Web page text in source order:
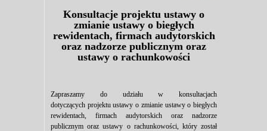
Konsultacje projektu ustawy o
zmianie ustawy o biegłych
rewidentach, firmach audytorskich
oraz nadzorze publicznym oraz
ustawy o rachunkowości
Zapraszamy do udziału w konsultacjach
dotyczących projektu ustawy o zmianie ustawy o biegłych
rewidentach, firmach audytorskich oraz nadzorze
publicznym oraz ustawy o rachunkowości, który został